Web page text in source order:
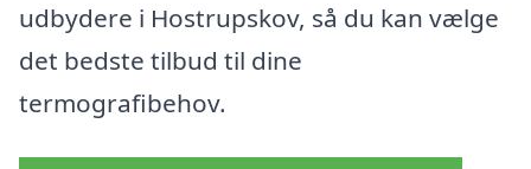
udbydere i Hostrupskov, så du kan vælge
det bedste tilbud til dine
termografibehov.